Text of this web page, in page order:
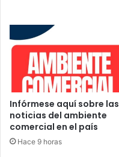
Infórmese aquí sobre las
noticias del ambiente
comercial en el país
Hace 9 horas